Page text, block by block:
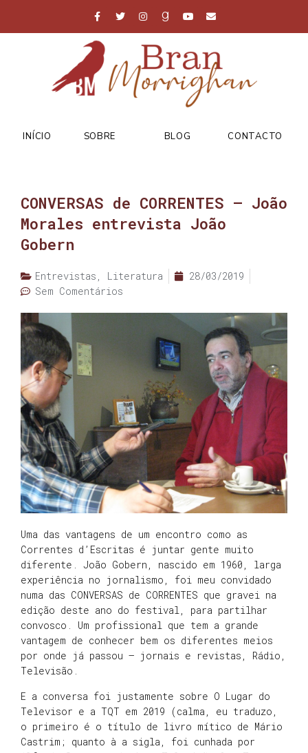
INÍCIO SOBRE BLOG CONTACTO
CONVERSAS de CORRENTES – João
Morales entrevista João
Gobern
Entrevistas , Literatura
28/03/2019
Sem Comentários
Uma das vantagens de um encontro como as
Correntes d’Escritas é juntar gente muito
diferente. João Gobern, nascido em 1960, larga
experiência no jornalismo, foi meu convidado
numa das CONVERSAS de CORRENTES que gravei na
edição deste ano do festival, para partilhar
convosco. Um profissional que tem a grande
vantagem de conhecer bem os diferentes meios
por onde já passou – jornais e revistas, Rádio,
Televisão.
E a conversa foi justamente sobre O Lugar do
Televisor e a TQT em 2019 (calma, eu traduzo,
o primeiro é o título de livro mítico de Mário
Castrim; quanto à a sigla, foi cunhada por